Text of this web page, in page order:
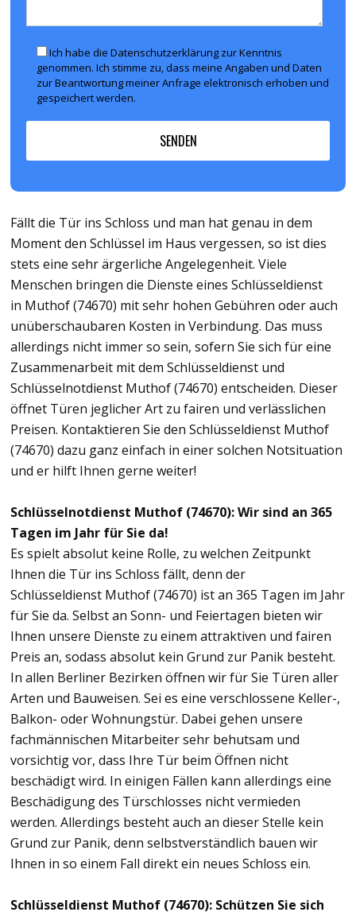
Ich habe die Datenschutzerklärung zur Kenntnis
genommen. Ich stimme zu, dass meine Angaben und Daten
zur Beantwortung meiner Anfrage elektronisch erhoben und
gespeichert werden.
Fällt die Tür ins Schloss und man hat genau in dem
Moment den Schlüssel im Haus vergessen, so ist dies
stets eine sehr ärgerliche Angelegenheit. Viele
Menschen bringen die Dienste eines Schlüsseldienst
in Muthof (74670) mit sehr hohen Gebühren oder auch
unüberschaubaren Kosten in Verbindung. Das muss
allerdings nicht immer so sein, sofern Sie sich für eine
Zusammenarbeit mit dem Schlüsseldienst und
Schlüsselnotdienst Muthof (74670) entscheiden. Dieser
öffnet Türen jeglicher Art zu fairen und verlässlichen
Preisen. Kontaktieren Sie den Schlüsseldienst Muthof
(74670) dazu ganz einfach in einer solchen Notsituation
und er hilft Ihnen gerne weiter!
Schlüsselnotdienst Muthof (74670): Wir sind an 365
Tagen im Jahr für Sie da!
Es spielt absolut keine Rolle, zu welchen Zeitpunkt
Ihnen die Tür ins Schloss fällt, denn der
Schlüsseldienst Muthof (74670) ist an 365 Tagen im Jahr
für Sie da. Selbst an Sonn- und Feiertagen bieten wir
Ihnen unsere Dienste zu einem attraktiven und fairen
Preis an, sodass absolut kein Grund zur Panik besteht.
In allen Berliner Bezirken öffnen wir für Sie Türen aller
Arten und Bauweisen. Sei es eine verschlossene Keller-,
Balkon- oder Wohnungstür. Dabei gehen unsere
fachmännischen Mitarbeiter sehr behutsam und
vorsichtig vor, dass Ihre Tür beim Öffnen nicht
beschädigt wird. In einigen Fällen kann allerdings eine
Beschädigung des Türschlosses nicht vermieden
werden. Allerdings besteht auch an dieser Stelle kein
Grund zur Panik, denn selbstverständlich bauen wir
Ihnen in so einem Fall direkt ein neues Schloss ein.
Schlüsseldienst Muthof (74670): Schützen Sie sich